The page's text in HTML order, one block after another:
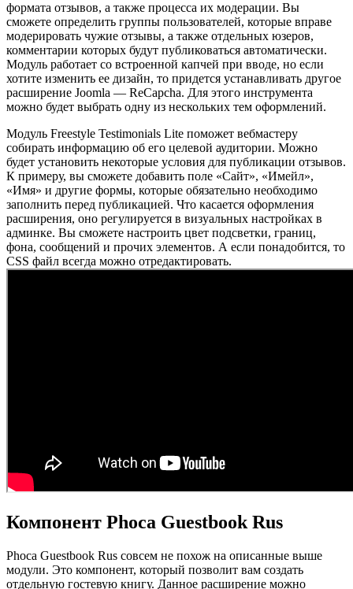
формата отзывов, а также процесса их модерации. Вы
сможете определить группы пользователей, которые вправе
модерировать чужие отзывы, а также отдельных юзеров,
комментарии которых будут публиковаться автоматически.
Модуль работает со встроенной капчей при вводе, но если
хотите изменить ее дизайн, то придется устанавливать другое
расширение Joomla — ReCapcha. Для этого инструмента
можно будет выбрать одну из нескольких тем оформлений.
Модуль Freestyle Testimonials Lite поможет вебмастеру
собирать информацию об его целевой аудитории. Можно
будет установить некоторые условия для публикации отзывов.
К примеру, вы сможете добавить поле «Сайт», «Имейл»,
«Имя» и другие формы, которые обязательно необходимо
заполнить перед публикацией. Что касается оформления
расширения, оно регулируется в визуальных настройках в
админке. Вы сможете настроить цвет подсветки, границ,
фона, сообщений и прочих элементов. А если понадобится, то
CSS файл всегда можно отредактировать.
Компонент Phoca Guestbook Rus
Phoca Guestbook Rus совсем не похож на описанные выше
модули. Это компонент, который позволит вам создать
отдельную гостевую книгу. Данное расширение можно